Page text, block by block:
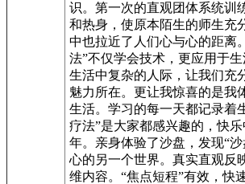
识。第一次的直观团体系统训
和热身，使原本陌生的师生充
中也拉近了人们心与心的距离
法”不仅学会技术，更应用于
生活中复杂的人际，让我们充
魅力所在。更让我惊喜的是我
生活。学习的每一天都记录着
疗法”是大家都感兴趣的，快
年。亲身体验了沙盘，发现“
心的另一个世界。真实直观反
维内容。“焦点短程”有效，快